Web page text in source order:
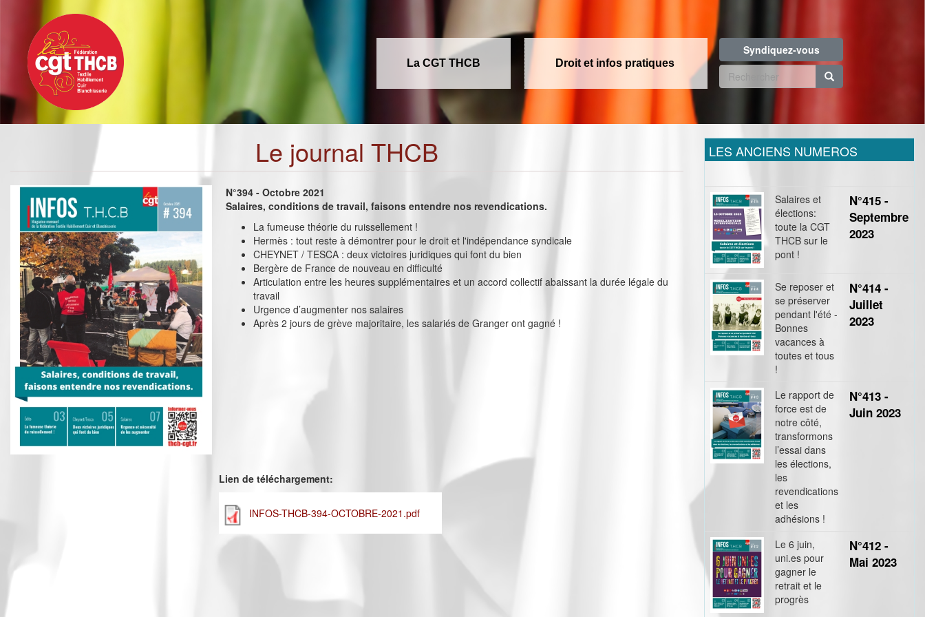
contenu
principal
La CGT THCB Droit et infos pratiques
Syndiquez-vous
Formulaire
recherche
Le journal THCB
N°394 - Octobre 2021
Salaires, conditions de travail, faisons entendre nos revendications.
La fumeuse théorie du ruissellement !
Hermès : tout reste à démontrer pour le droit et l'indépendance syndicale
CHEYNET / TESCA : deux victoires juridiques qui font du bien
Bergère de France de nouveau en difficulté
Articulation entre les heures supplémentaires et un accord collectif abaissant la durée légale du
travail
Urgence d’augmenter nos salaires
Après 2 jours de grève majoritaire, les salariés de Granger ont gagné !
Lien de téléchargement:
INFOS-THCB-394-OCTOBRE-2021.pdf
LES ANCIENS NUMEROS
Salaires et
élections:
toute la CGT
THCB sur le
pont !
N°415 -
Septembre
2023
Se reposer et
se préserver
pendant l'été -
Bonnes
vacances à
toutes et tous
!
N°414 -
Juillet
2023
Le rapport de
force est de
notre côté,
transformons
l’essai dans
les élections,
les
revendications
et les
adhésions !
N°413 -
Juin 2023
Le 6 juin,
uni.es pour
gagner le
retrait et le
progrès
N°412 -
Mai 2023